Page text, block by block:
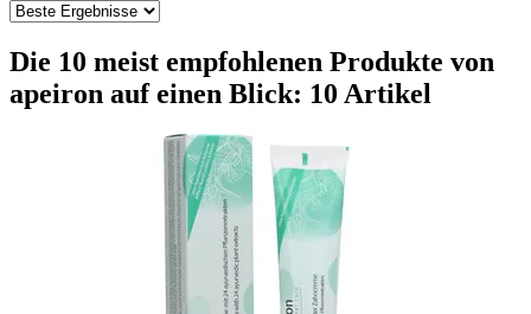
Die 10 meist empfohlenen Produkte von
apeiron auf einen Blick: 10 Artikel